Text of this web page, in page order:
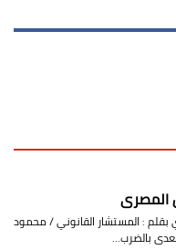
المصري
: المستشار القانوني / محمود
بالضرب…